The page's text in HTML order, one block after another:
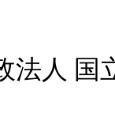
法人 国